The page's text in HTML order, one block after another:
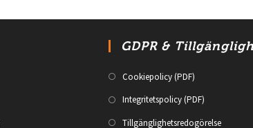
GDPR &
Cookiepolicy (PDF)
Integritetspolicy (PDF)
Tillgänglighetsredogörelse